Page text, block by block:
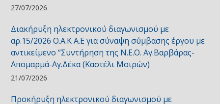
27/07/2026
Διακήρυξη ηλεκτρονικού διαγωνισμού με
αρ.15/2026 Ο.Α.Κ Α.Ε για σύναψη σύμβασης έργου με
αντικείμενο “Συντήρηση της Ν.Ε.Ο. Αγ.Βαρβάρας-
Απομαρμά-Αγ.Δέκα (Καστέλι Μοιρών)
21/07/2026
Προκήρυξη ηλεκτρονικού διαγωνισμού με